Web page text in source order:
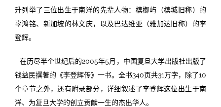
177期
升列举了三位出生于南洋的先辈人物：槟榔屿（槟城旧称）的
辜鸿铭、新加坡的林文庆，以及巴达维亚（雅加达旧称）的李
登辉。
在历尽半个世纪后的2005年5月，中国复旦大学出版社出版了
钱益民撰著的《李登辉传》一书。全书340页共31万字，除了10
个章节之外，还有附录部分，详细叙述了李登辉这位出生于南
洋、为复旦大学的创立贡献一生的杰出华人。